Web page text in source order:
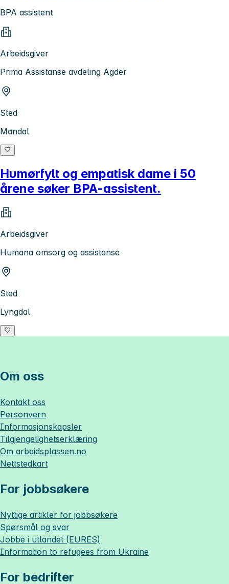
BPA assistent
Arbeidsgiver
Prima Assistanse avdeling Agder
Sted
Mandal
Humørfylt og empatisk dame i 50
årene søker BPA-assistent.
Arbeidsgiver
Humana omsorg og assistanse
Sted
Lyngdal
Om oss
Kontakt oss
Personvern
Informasjonskapsler
Tilgjengelighetserklæring
Om arbeidsplassen.no
Nettstedkart
For jobbsøkere
Nyttige artikler for jobbsøkere
Spørsmål og svar
Jobbe i utlandet (EURES)
Information to refugees from Ukraine
For bedrifter